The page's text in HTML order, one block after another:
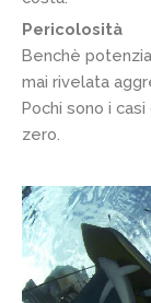
Pericolosità
Benchè
mai rivelata
Pochi sono i
zero.